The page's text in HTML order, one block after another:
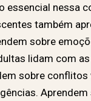
essencial nessa
também
sobre
lidam com
sobre conflitos